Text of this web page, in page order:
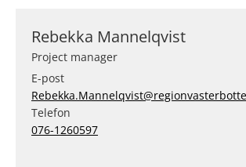
Rebekka Mannelqvist
Project manager
E-post
Telefon
076-1260597